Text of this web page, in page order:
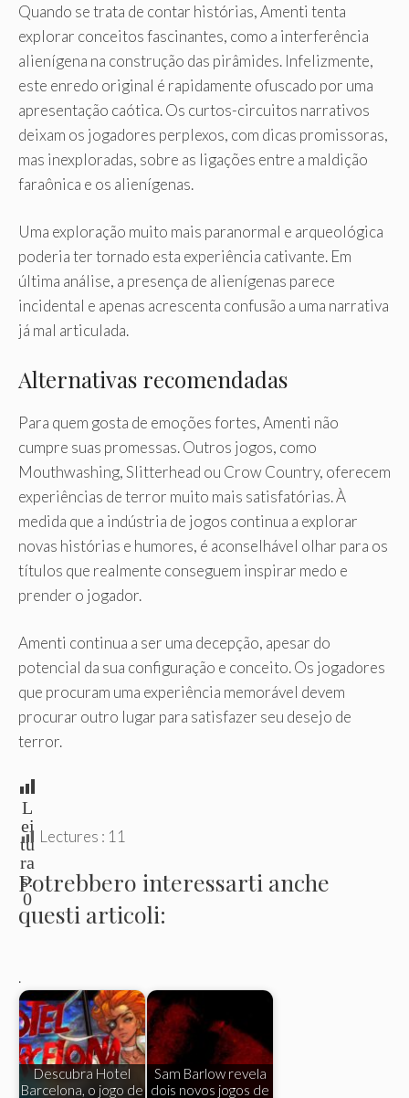
Quando se trata de contar histórias, Amenti tenta
explorar conceitos fascinantes, como a interferência
alienígena na construção das pirâmides. Infelizmente,
este enredo original é rapidamente ofuscado por uma
apresentação caótica. Os curtos-circuitos narrativos
deixam os jogadores perplexos, com dicas promissoras,
mas inexploradas, sobre as ligações entre a maldição
faraônica e os alienígenas.
Uma exploração muito mais paranormal e arqueológica
poderia ter tornado esta experiência cativante. Em
última análise, a presença de alienígenas parece
incidental e apenas acrescenta confusão a uma narrativa
já mal articulada.
Alternativas recomendadas
Para quem gosta de emoções fortes, Amenti não
cumpre suas promessas. Outros jogos, como
Mouthwashing, Slitterhead ou Crow Country, oferecem
experiências de terror muito mais satisfatórias. À
medida que a indústria de jogos continua a explorar
novas histórias e humores, é aconselhável olhar para os
títulos que realmente conseguem inspirar medo e
prender o jogador.
Amenti continua a ser uma decepção, apesar do
potencial da sua configuração e conceito. Os jogadores
que procuram uma experiência memorável devem
procurar outro lugar para satisfazer seu desejo de
terror.
L
ei
tu
ra
s:
0
Lectures : 11
Potrebbero interessarti anche
questi articoli:
.
Descubra Hotel
Barcelona, ​​​​o jogo de
Sam Barlow revela
dois novos jogos de